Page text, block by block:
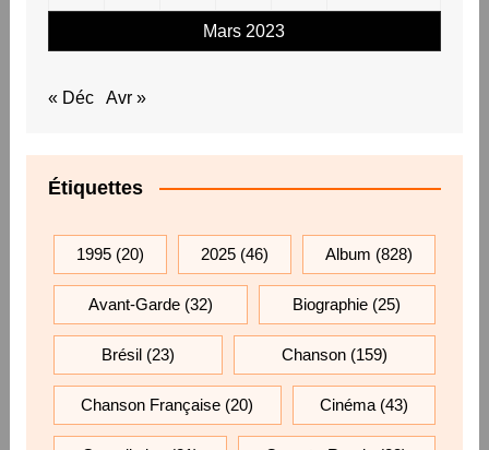
Mars 2023
« Déc Avr »
Étiquettes
1995(20) 2025 (46) Album (828)
Avant-Garde(32) Biographie (25)
Brésil(23) Chanson (159)
Chanson Française (20) Cinéma(43)